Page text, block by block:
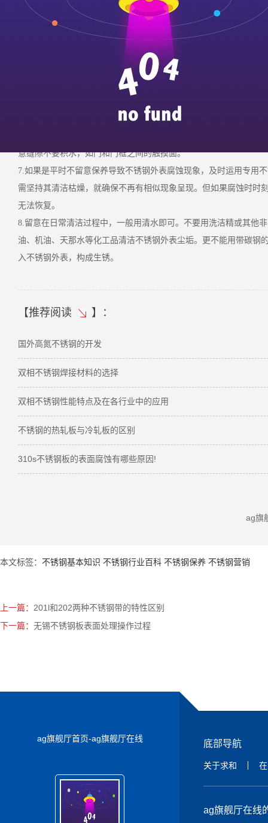
品牌、有权威机构认证的产品，在确保质量的一起也能享受到ag旗
2.挑选外表润滑，光洁度高，没有重皮、夹皮、砂眼等缺点的原资
3.应尽量将不锈钢件装置工程组织在其他工程完成后进行，避免构
不锈钢件在运用过程中，如果发作不锈钢件有被腐蚀生锈，呈现
枯燥时节、只需要每３-４个月打扫一下尘土和尘垢后用清水擦洁净
意缝隙不要积水，如门和门框之间的触摸面。
7.如果是平时不留意保养导致不锈钢外表腐蚀现象，及时运用专用
需坚持其清洁枯燥，就确保不再有相似现象呈现。但如果腐蚀时
无法恢复。
8.留意在日常清洁过程中，一般用清水即可。不要用洗洁精或其他
油、机油、天那水等化工品清洁不锈钢外表尘垢。更不能用带碳
入不锈钢外表，构成生锈。
【推荐阅读 】：
国外高氮不锈钢的开发
双相不锈钢焊接材料的选择
双相不锈钢性能特点及在各行业中的应用
不锈钢的热轧板与冷轧板的区别
310s不锈钢板的表面腐蚀有哪些原因!
ag旗
本文标签： 不锈钢基本知识 不锈钢行业百科 不锈钢保养 不锈钢营销
上一篇： 201l和202两种不锈钢带的特性区别
下一篇： 无锡不锈钢板表面处理操作过程
ag旗舰厅首页-ag旗舰厅在线 底部导航
关于求和
ag旗舰厅在线